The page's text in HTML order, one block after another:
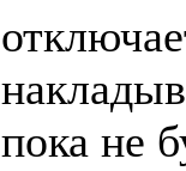
пока не